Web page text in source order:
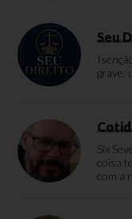
Seu
grave:
Six
coisa
com a